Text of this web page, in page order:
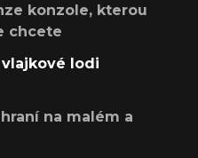
konzole, kterou
chcete
vlajkové lodi
na malém a